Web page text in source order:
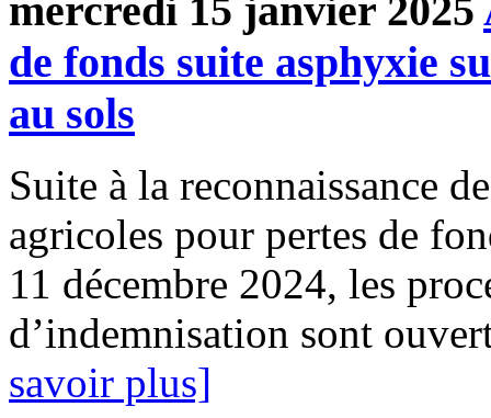
mercredi 15 janvier 2025
de fonds suite asphyxie
au sols
Suite à la reconnaissance
agricoles pour pertes de
11 décembre 2024, les
d’indemnisation sont
savoir plus]